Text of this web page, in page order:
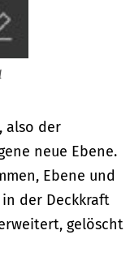
also der
neue Ebene.
Ebene und
der Deckkraft
gelöscht